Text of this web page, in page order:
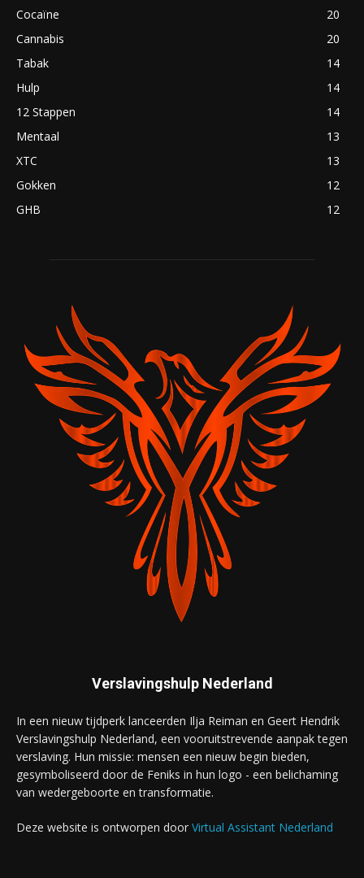
Cocaïne
20
Cannabis
20
Tabak
14
Hulp
14
12 Stappen
14
Mentaal
13
XTC
13
Gokken
12
GHB
12
Verslavingshulp Nederland
In een nieuw tijdperk lanceerden Ilja Reiman en Geert Hendrik
Verslavingshulp Nederland, een vooruitstrevende aanpak tegen
verslaving. Hun missie: mensen een nieuw begin bieden,
gesymboliseerd door de Feniks in hun logo - een belichaming
van wedergeboorte en transformatie.
Deze website is ontworpen door Virtual Assistant Nederland